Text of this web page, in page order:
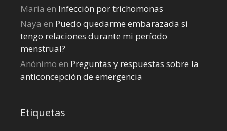
Maria en Infección por trichomonas
Naya en Puedo quedarme embarazada si
tengo relaciones durante mi perí­odo
menstrual?
Anónimo en Preguntas y respuestas sobre la
anticoncepción de emergencia
Etiquetas